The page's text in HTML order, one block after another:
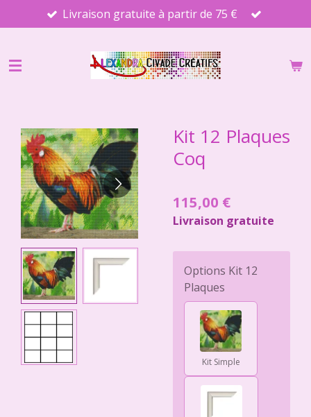
au
principal
Livraison gratuite à partir de 75 €
Kit 12 Plaques
Coq
115,00 €
Livraison gratuite
Options Kit 12
Plaques
Kit Simple